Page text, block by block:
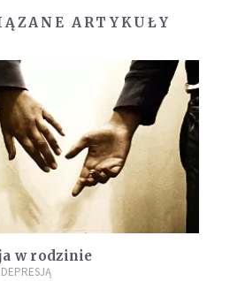
ARTYKUŁY
w rodzinie